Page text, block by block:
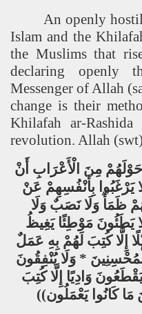
An openly
Islam and the
the Muslims that
declaring openly
Messenger of Allah
change is their
Khilafah ar-
revolution. Allah
حَوْلَهُمْ مِنَ الْأَعْرَابِ أَنْ
يَرْغَبُوا بِأَنْفُسِهِمْ عَنْ
ظَمَأٌ وَلَا نَصَبٌ وَلَا
يَطَئُونَ مَوْطِئًا يَغِيظُ
إِلَّا كُتِبَ لَهُمْ بِهِ عَمَلٌ
* وَلَا يُنْفِقُونَ
وَادِيًا إِلَّا كُتِبَ
مَا كَانُوا يَعْمَلُون))